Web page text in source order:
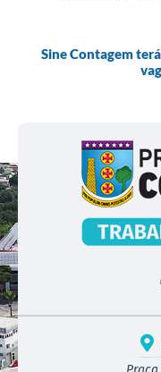
Sine Contagem